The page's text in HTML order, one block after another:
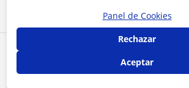
Comparte a este profesor
Panel de Cookies
Rechazar
Aceptar